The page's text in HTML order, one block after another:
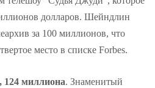
долларов. Шейндлин
за 100 миллионов, что
место в списке Forbes.
124 миллиона. Знаменитый